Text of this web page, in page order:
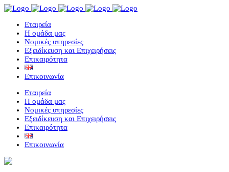
Eταιρεία
Η ομάδα μας
Νομικές υπηρεσίες
Εξειδίκευση και Επιχειρήσεις
Επικαιρότητα
Επικοινωνία
Eταιρεία
Η ομάδα μας
Νομικές υπηρεσίες
Εξειδίκευση και Επιχειρήσεις
Επικαιρότητα
Επικοινωνία